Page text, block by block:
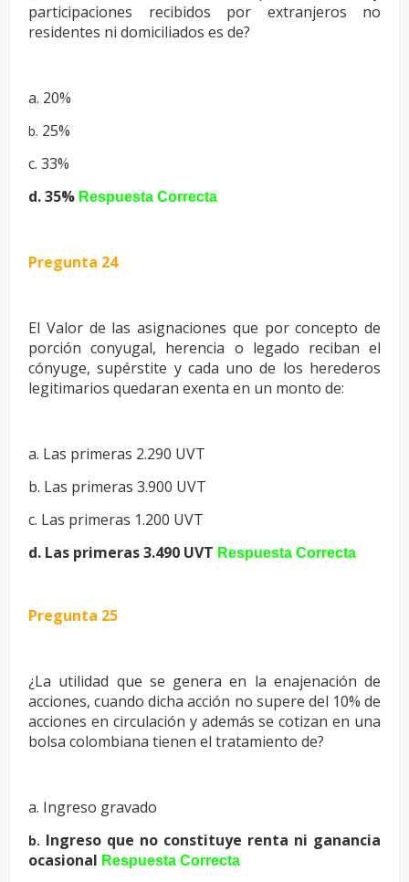
participaciones recibidos por extranjeros no
residentes ni domiciliados es de?
a. 20%
b. 25%
c. 33%
d. 35% Respuesta Correcta
Pregunta 24
El Valor de las asignaciones que por concepto de
porción conyugal, herencia o legado reciban el
cónyuge, supérstite y cada uno de los herederos
legitimarios quedaran exenta en un monto de:
a. Las primeras 2.290 UVT
b. Las primeras 3.900 UVT
c. Las primeras 1.200 UVT
d. Las primeras 3.490 UVT Respuesta Correcta
Pregunta 25
¿La utilidad que se genera en la enajenación de
acciones, cuando dichaacción no supere del 10% de
acciones en circulación y además se cotizanen una
bolsa colombiana tienen el tratamiento de?
a. Ingreso gravado
b. Ingreso que no constituye renta ni ganancia
ocasional Respuesta Correcta